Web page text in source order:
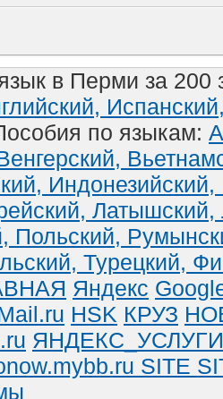
в Перми за 200
по языкам:
Индонезийский,
Латышский,
Польский,
Турецкий,
Яндекс
HSK КРУЗ
ЯНДЕКС_УСЛУГИ
SITE